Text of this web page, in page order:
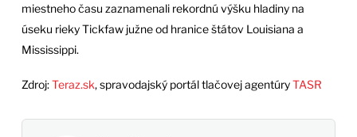
miestneho času zaznamenali rekordnú výšku hladiny na
úseku rieky Tickfaw južne od hranice štátov Louisiana a
Mississippi.
Zdroj:Teraz.sk, spravodajský portál tlačovej agentúryTASR